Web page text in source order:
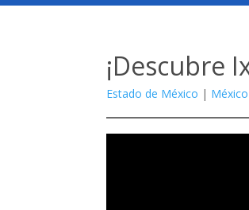
¡Descubre
Estado de México |